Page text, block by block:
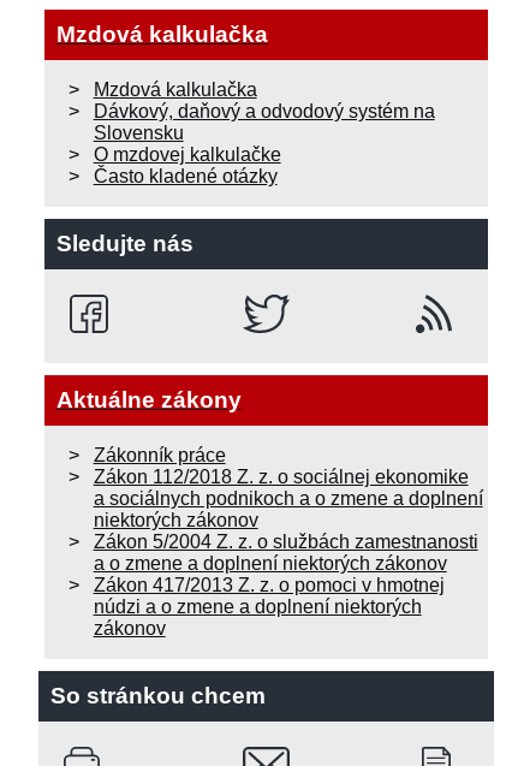
Mzdová kalkulačka
Mzdová kalkulačka
Dávkový, daňový a odvodový systém na
Slovensku
O mzdovej kalkulačke
Často kladené otázky
Sledujte nás
Aktuálne zákony
Zákonník práce
Zákon 112/2018 Z. z. o sociálnej ekonomike
a sociálnych podnikoch a o zmene a doplnení
niektorých zákonov
Zákon 5/2004 Z. z. o službách zamestnanosti
a o zmene a doplnení niektorých zákonov
Zákon 417/2013 Z. z. o pomoci v hmotnej
núdzi a o zmene a doplnení niektorých
zákonov
So stránkou chcem